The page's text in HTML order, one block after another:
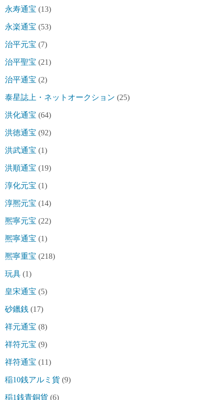
永寿通宝 (13)
永楽通宝 (53)
治平元宝 (7)
治平聖宝 (21)
治平通宝 (2)
泰星誌上・ネットオークション (25)
洪化通宝 (64)
洪徳通宝 (92)
洪武通宝 (1)
洪順通宝 (19)
淳化元宝 (1)
淳熈元宝 (14)
熈寧元宝 (22)
熈寧通宝 (1)
熈寧重宝 (218)
玩具 (1)
皇宋通宝 (5)
砂鑞銭 (17)
祥元通宝 (8)
祥符元宝 (9)
祥符通宝 (11)
稲10銭アルミ貨 (9)
稲1銭青銅貨 (6)